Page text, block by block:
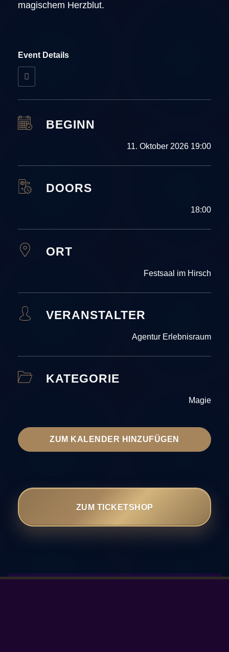
magischem Herzblut.
Event Details
BEGINN
11. Oktober 2026 19:00
DOORS
18:00
ORT
Festsaal im Hirsch
VERANSTALTER
Agentur Erlebnisraum
KATEGORIE
Magie
ZUM KALENDER HINZUFÜGEN
ZUM TICKETSHOP